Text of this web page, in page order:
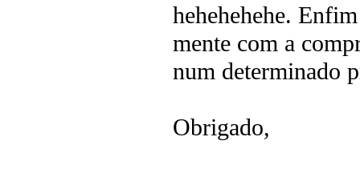
hehehehehe.
mente com a
num determinado
Obrigado,